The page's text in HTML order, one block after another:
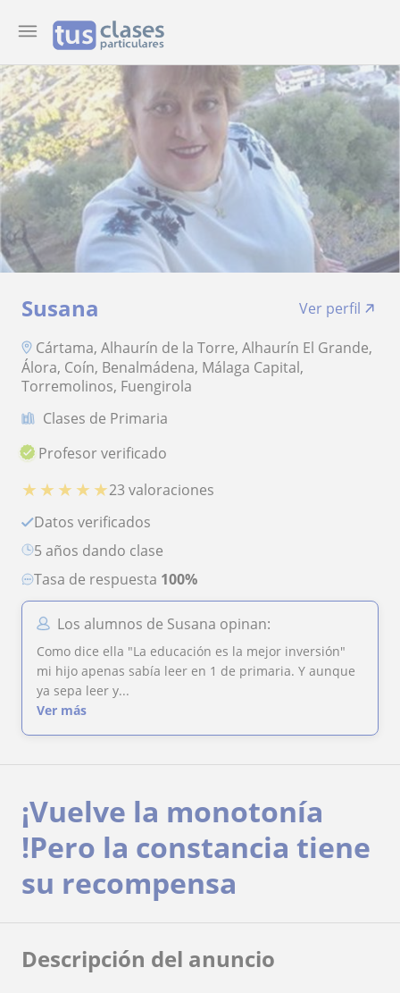
Susana
Ver perfil
Cártama, Alhaurín de la Torre, Alhaurín El Grande,
Álora, Coín, Benalmádena, Málaga Capital,
Torremolinos, Fuengirola
Clases de Primaria
Profesor verificado
★ ★ ★ ★ ★23 valoraciones
Datos verificados
5 años dando clase
Tasa de respuesta 100%
Los alumnos de Susana opinan:
Como dice ella "La educación es la mejor inversión"
mi hijo apenas sabía leer en 1 de primaria. Y aunque
ya sepa leer y...
Ver más
¡Vuelve la monotonía
!Pero la constancia tiene
su recompensa
Descripción del anuncio